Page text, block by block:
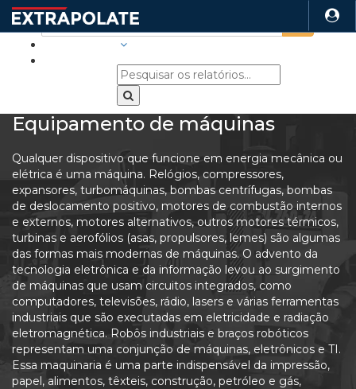
Equipamento de máquinas
Qualquer dispositivo que funcione em energia mecânica ou
elétrica é uma máquina. Relógios, compressores,
expansores, turbomáquinas, bombas centrífugas, bombas
de deslocamento positivo, motores de combustão internos
e externos, motores alternativos, outros motores térmicos,
turbinas e aerofólios (asas, propulsores, lemes) são algumas
das formas mais modernas de máquinas. O advento da
tecnologia eletrônica e da informação levou ao surgimento
de máquinas que usam circuitos integrados, como
computadores, televisões, rádio, lasers e várias ferramentas
industriais que são executadas em eletricidade e radiação
eletromagnética. Robôs industriais e braços robóticos
representam uma conjunção de máquinas, eletrônicos e TI.
Essa maquinaria é uma parte indispensável da impressão,
papel, alimentos, têxteis, construção, petróleo e gás,